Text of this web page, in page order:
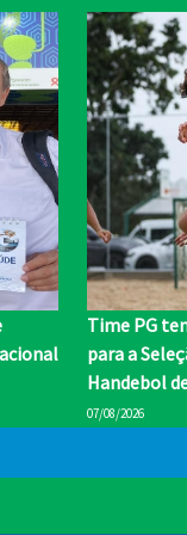
Time PG
para a
Handebol
07/08/2026